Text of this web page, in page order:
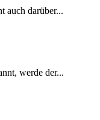
auch darüber...
werde der...